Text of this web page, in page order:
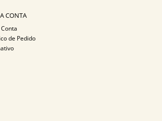
CONTA
de Pedido